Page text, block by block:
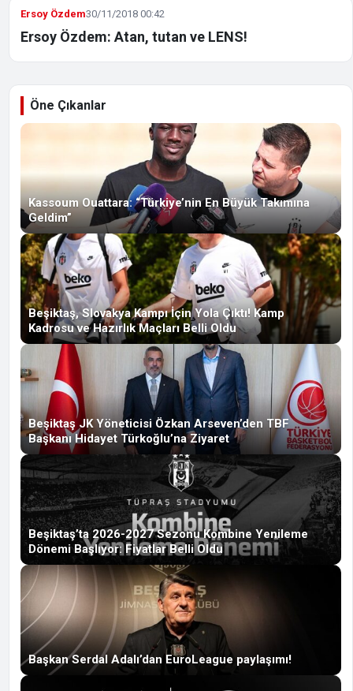
Ersoy Özdem30/11/2018 00:42
Ersoy Özdem: Atan, tutan ve LENS!
Öne Çıkanlar
Kassoum Ouattara: “Türkiye’nin En Büyük Takımına
Geldim”
Beşiktaş, Slovakya Kampı İçin Yola Çıktı! Kamp
Kadrosu ve Hazırlık Maçları Belli Oldu
Beşiktaş JK Yöneticisi Özkan Arseven’den TBF
Başkanı Hidayet Türkoğlu’na Ziyaret
Beşiktaş’ta 2026-2027 Sezonu Kombine Yenileme
Dönemi Başlıyor: Fiyatlar Belli Oldu
Başkan Serdal Adalı’dan EuroLeague paylaşımı!